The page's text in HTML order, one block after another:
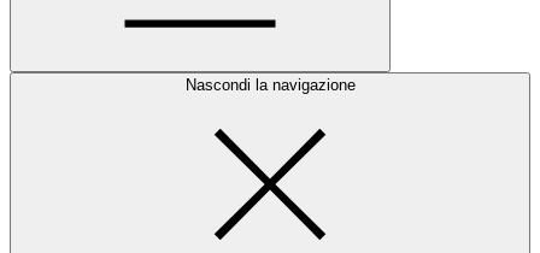
Nascondi la navigazione